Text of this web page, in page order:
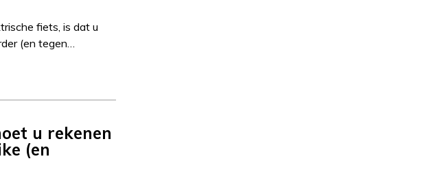
fiets, is dat u
(en tegen…
u rekenen
(en